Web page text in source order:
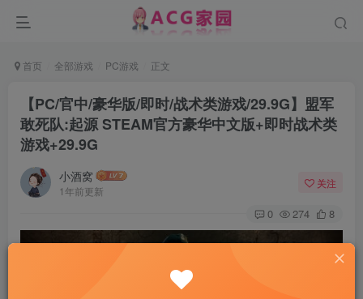
首页 全部游戏 PC游戏 正文
【PC/官中/豪华版/即时/战术类游戏/29.9G】盟军
敢死队:起源 STEAM官方豪华中文版+即时战术类
游戏+29.9G
小酒窝
1年前更新
关注
0 274 8